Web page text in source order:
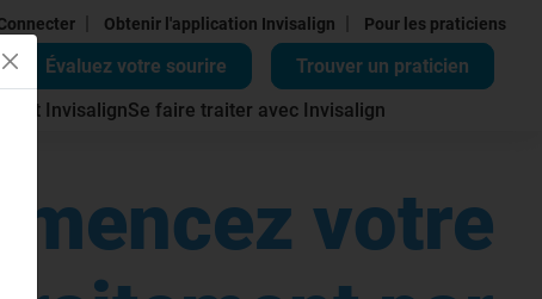
Obtenir l'application Invisalign Pour les praticiens
Évaluez votre sourire
Trouver un praticien
InvisalignSe faire traiter avec Invisalign
votre